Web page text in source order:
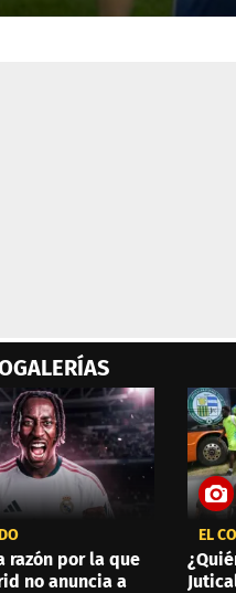
razón por la que
no anuncia a
EL